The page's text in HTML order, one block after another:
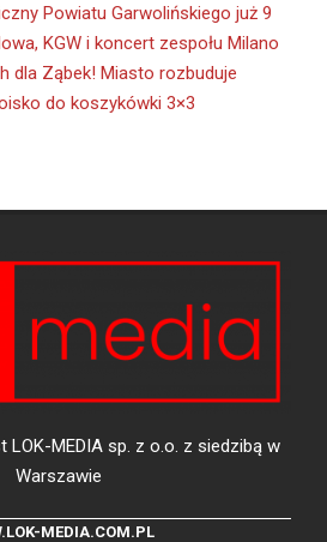
Powiatu Garwolińskiego już 9
KGW i koncert zespołu Milano
dla Ząbek! Miasto rozbuduje
do koszykówki 3×3
LOK-MEDIA sp. z o.o. z siedzibą w
Warszawie
MEDIA.COM.PL